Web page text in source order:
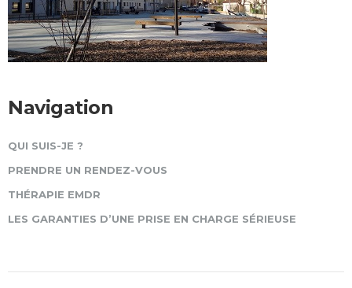
Navigation
QUI SUIS-JE ?
PRENDRE UN RENDEZ-VOUS
THÉRAPIE EMDR
LES GARANTIES D’UNE PRISE EN CHARGE SÉRIEUSE